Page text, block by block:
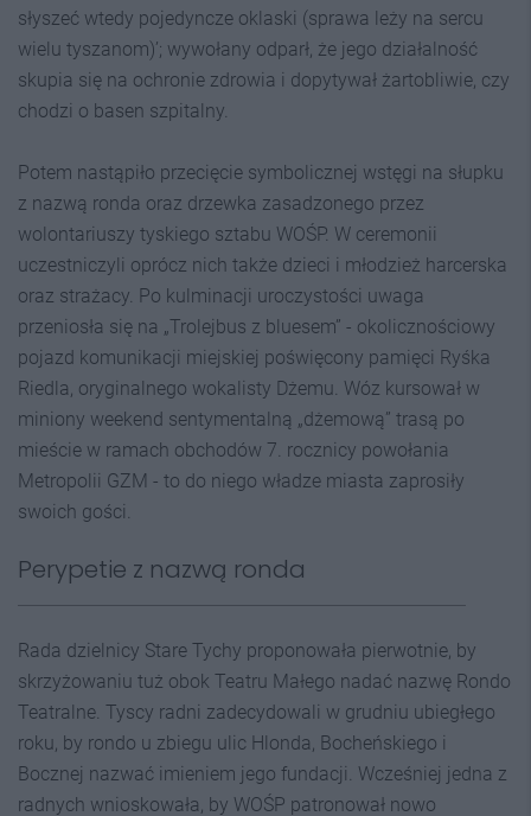
słyszeć wtedy pojedyncze oklaski (sprawa leży na sercu
wielu tyszanom)’; wywołany odparł, że jego działalność
skupia się na ochronie zdrowia i dopytywał żartobliwie, czy
chodzi o basen szpitalny.
Potem nastąpiło przecięcie symbolicznej wstęgi na słupku
z nazwą ronda oraz drzewka zasadzonego przez
wolontariuszy tyskiego sztabu WOŚP. W ceremonii
uczestniczyli oprócz nich także dzieci i młodzież harcerska
oraz strażacy. Po kulminacji uroczystości uwaga
przeniosła się na „Trolejbus z bluesem” - okolicznościowy
pojazd komunikacji miejskiej poświęcony pamięci Ryśka
Riedla, oryginalnego wokalisty Dżemu. Wóz kursował w
miniony weekend sentymentalną „dżemową” trasą po
mieście w ramach obchodów 7. rocznicy powołania
Metropolii GZM - to do niego władze miasta zaprosiły
swoich gości.
Perypetie z nazwą ronda
Rada dzielnicy Stare Tychy proponowała pierwotnie, by
skrzyżowaniu tuż obok Teatru Małego nadać nazwę Rondo
Teatralne. Tyscy radni zadecydowali w grudniu ubiegłego
roku, by rondo u zbiegu ulic Hlonda, Bocheńskiego i
Bocznej nazwać imieniem jego fundacji. Wcześniej jedna z
radnych wnioskowała, by WOŚP patronował nowo